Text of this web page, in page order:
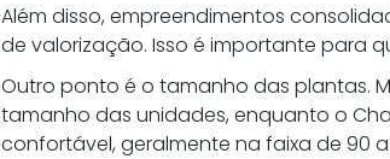
Além disso, empreendimentos
de valorização. Isso é importante para
Outro ponto é o tamanho das plantas.
tamanho das unidades, enquanto o
confortável, geralmente na faixa de 90 a